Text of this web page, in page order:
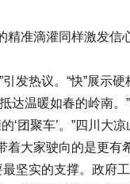
准滴灌同样激发信
热议。“快”展示硬
达温暖如春的岭南。
‘团聚车’。”四川大
大家驶向的是更有
实的支撑。政府工